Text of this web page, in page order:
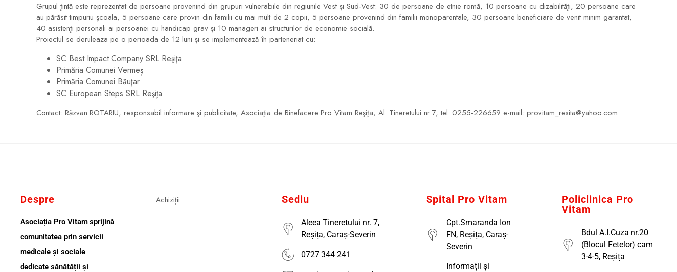
Grupul ţintă este reprezentat de persoane provenind din grupuri vulnerabile din regiunile Vest şi Sud-Vest: 30 de persoane de etnie romă, 10 persoane cu dizabilităţi, 20 persoane care
au părăsit timpuriu şcoala, 5 persoane care provin din familii cu mai mult de 2 copii, 5 persoane provenind din familii monoparentale, 30 persoane beneficiare de venit minim garantat,
40 asistenţi personali ai persoanei cu handicap grav şi 10 manageri ai structurilor de economie socială.
Proiectul se deruleaza pe o perioada de 12 luni şi se implementează în parteneriat cu:
SC Best Impact Company SRL Reşiţa
Primăria Comunei Vermeș
Primăria Comunei Băuţar
SC European Steps SRL Reşiţa
Contact: Răzvan ROTARIU, responsabil informare şi publicitate, Asociaţia de Binefacere Pro Vitam Reşiţa, Al. Tineretului nr 7, tel: 0255-226659 e-mail: provitam_resita@yahoo.com
Despre
Asociația Pro Vitam sprijină
comunitatea prin servicii
medicale și sociale
dedicate sănătății și
Achiziții Sediu
Aleea Tineretului nr. 7,
Reșița, Caraș-Severin
0727 344 241
Spital Pro Vitam
Cpt.Smaranda Ion
FN, Reșița, Caraș-
Severin
Informații și
Policlinica Pro
Vitam
Bdul A.I.Cuza nr.20
(Blocul Fetelor) cam
3-4-5, Reșița